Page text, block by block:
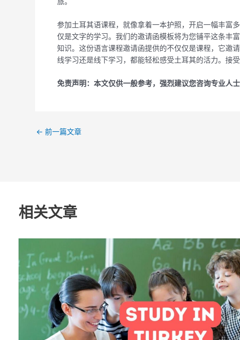
参加土耳其语课程，就像拿着一本护照，开启一幅丰富
仅是文字的学习。我们的邀请函模板将为您铺平这条丰
知识。这份语言课程邀请函提供的不仅仅是课程，它邀
线学习还是线下学习，都能轻松感受土耳其的活力。接
免责声明：本文仅供一般参考，强烈建议您咨询专业人
← 前一篇文章
相关文章